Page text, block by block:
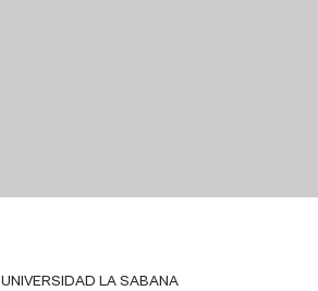
UNIVERSIDAD LA SABANA